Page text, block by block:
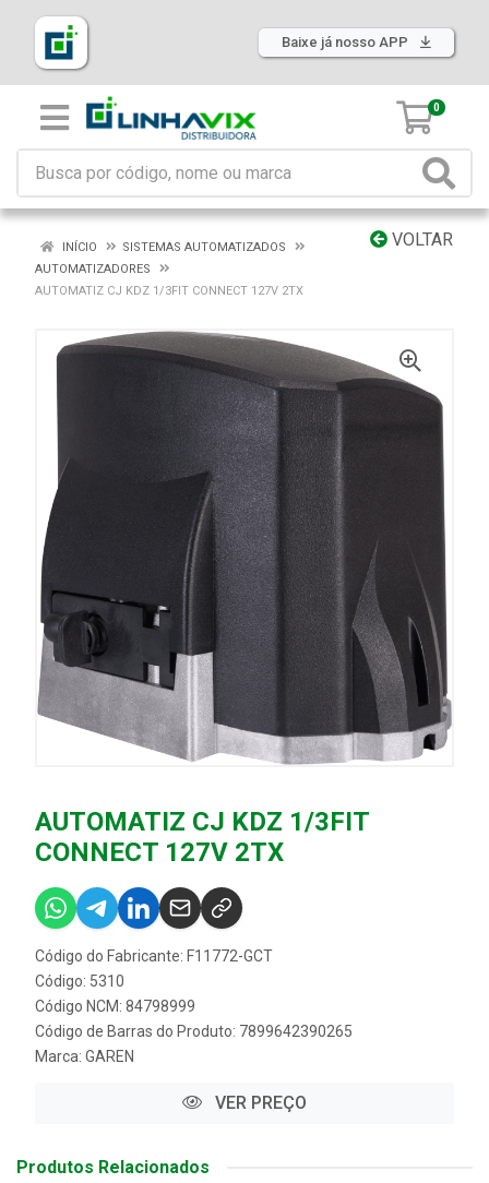
Baixe já nosso APP
0
VOLTAR
INÍCIO
SISTEMAS AUTOMATIZADOS
AUTOMATIZADORES
AUTOMATIZ CJ KDZ 1/3FIT CONNECT 127V 2TX
AUTOMATIZ CJ KDZ 1/3FIT
CONNECT 127V 2TX
Código do Fabricante: F11772-GCT
Código: 5310
Código NCM: 84798999
Código de Barras do Produto: 7899642390265
Marca: GAREN
VER PREÇO
Produtos Relacionados